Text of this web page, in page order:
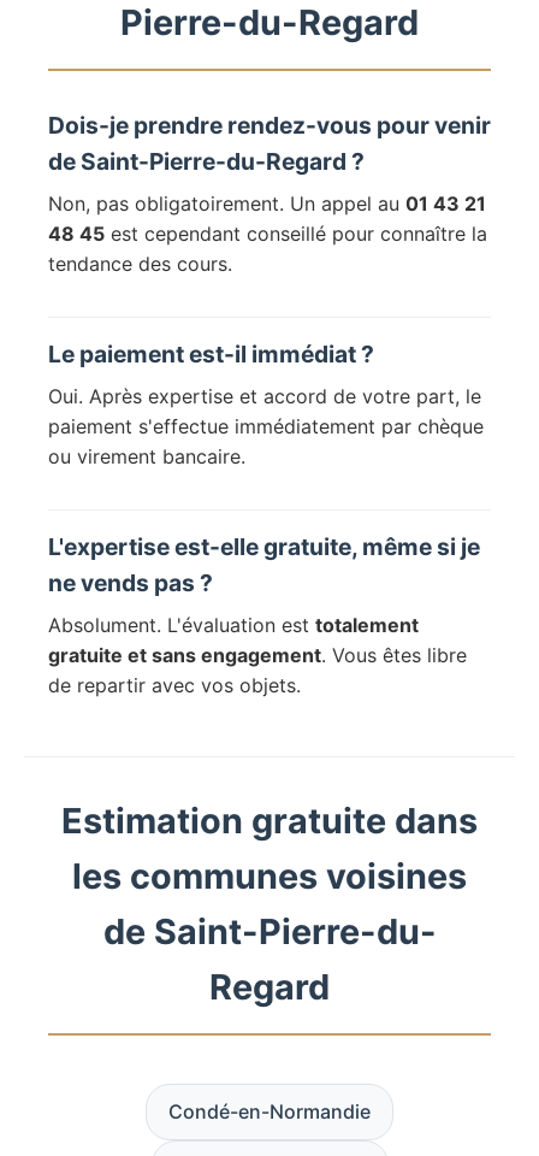
Pierre-du-Regard
Dois-je prendre rendez-vous pour venir
de Saint-Pierre-du-Regard ?
Non, pas obligatoirement. Un appel au 01 43 21
48 45 est cependant conseillé pour connaître la
tendance des cours.
Le paiement est-il immédiat ?
Oui. Après expertise et accord de votre part, le
paiement s'effectue immédiatement par chèque
ou virement bancaire.
L'expertise est-elle gratuite, même si je
ne vends pas ?
Absolument. L'évaluation est totalement
gratuite et sans engagement. Vous êtes libre
de repartir avec vos objets.
Estimation gratuite dans
les communes voisines
de Saint-Pierre-du-
Regard
Condé-en-Normandie